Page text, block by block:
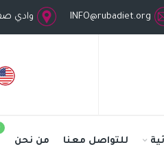
INFO@rubadiet.org وادي
للتواصل معنا من نحن